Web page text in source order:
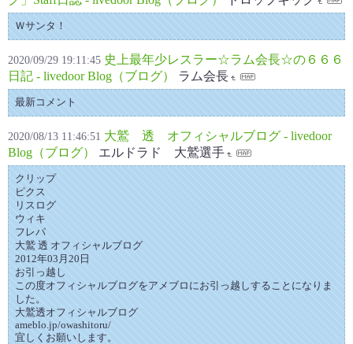
Ｗサンタ！
2020/09/29 19:11:45 史上最年少レスラー☆ラム会長☆の６６６
日記 - livedoor Blog（ブログ）
ラム会長
最新コメント
2020/08/13 11:46:51 大鷲 透 オフィシャルブログ - livedoor
Blog（ブログ）
エルドラド 大鷲選手
クリップ
ピクス
リスログ
ウィキ
フレパ
大鷲 透 オフィシャルブログ
2012年03月20日
お引っ越し
この度オフィシャルブログをアメブロにお引っ越しすることになりま
した。
大鷲透オフィシャルブログ
ameblo.jp/owashitoru/
宜しくお願いします。